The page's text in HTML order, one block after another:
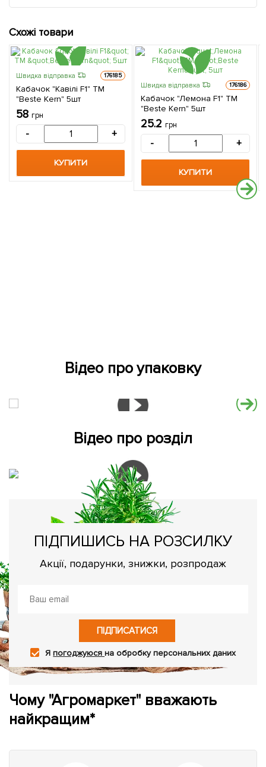
Схожі товари
Швидка відправка 176185
Кабачок "Кавілі F1" ТМ
"Beste Kern" 5шт
58 грн
- +
КУПИТИ
Швидка відправка 176186
Кабачок "Лемона F1" ТМ
"Beste Kern" 5шт
25.2 грн
- +
КУПИТИ
Відео про упаковку
Відео про розділ
ПІДПИШИСЬ НА РОЗСИЛКУ
Акції, подарунки, знижки, розпродаж
ПІДПИСАТИСЯ
Япогоджуюсяна обробку персональних даних
Чому "Агромаркет" вважають
найкращим*